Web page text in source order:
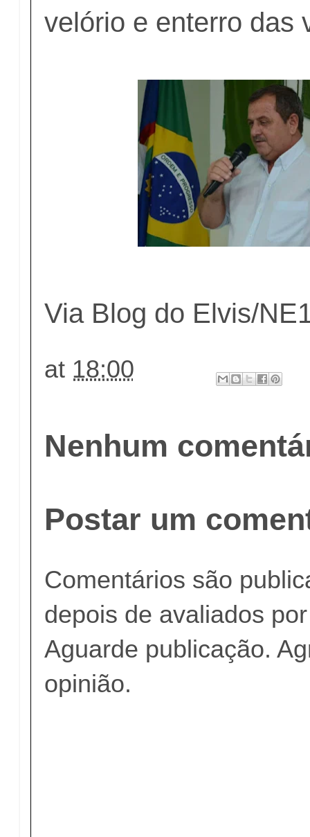
velório e enterro das
Via Blog do Elvis/
at 18:00
Nenhum
Postar um
Comentários são
depois de avaliados
Aguarde publicação.
opinião.